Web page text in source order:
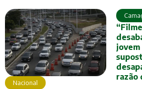
Nacional
jovem
razão